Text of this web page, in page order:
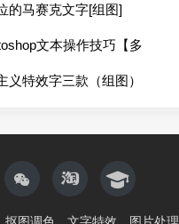
的马赛克文字[组图]
文本操作技巧【多
义特效字三款（组图）
抠图调色 文字特效 图片处理